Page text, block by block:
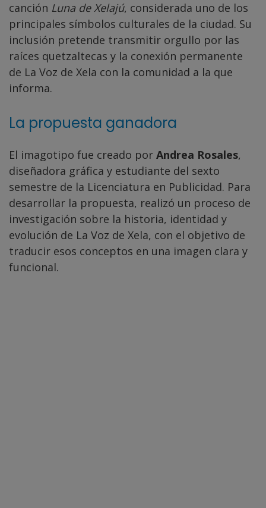
canción Luna de Xelajú, considerada uno de los
principales símbolos culturales de la ciudad. Su
inclusión pretende transmitir orgullo por las
raíces quetzaltecas y la conexión permanente
de La Voz de Xela con la comunidad a la que
informa.
La propuesta ganadora
El imagotipo fue creado por Andrea Rosales,
diseñadora gráfica y estudiante del sexto
semestre de la Licenciatura en Publicidad. Para
desarrollar la propuesta, realizó un proceso de
investigación sobre la historia, identidad y
evolución de La Voz de Xela, con el objetivo de
traducir esos conceptos en una imagen clara y
funcional.